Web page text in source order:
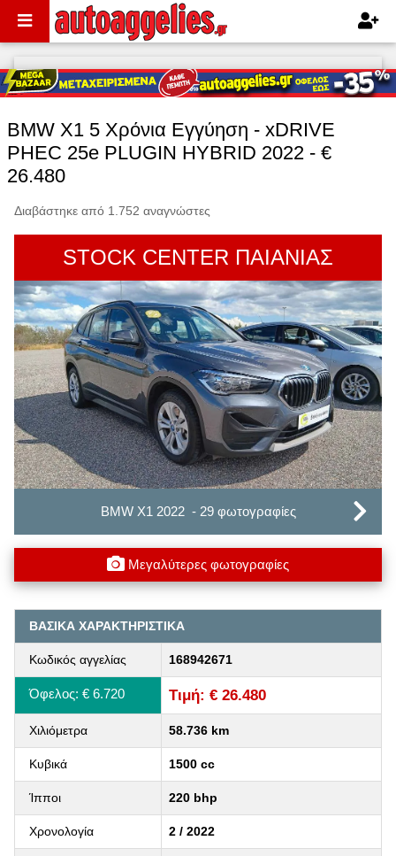
BMW X1 5 Χρόνια Εγγύηση - xDRIVE
PHEC 25e PLUGIN HYBRID 2022 - €
26.480
Διαβάστηκε από 1.752 αναγνώστες
STOCK CENTER ΠΑΙΑΝΙΑΣ
BMW X1 2022 - 29 φωτογραφίες
Μεγαλύτερες φωτογραφίες
ΒΑΣΙΚΑ ΧΑΡΑΚΤΗΡΙΣΤΙΚΑ
Κωδικός αγγελίας 168942671
Όφελος: € 6.720 Τιμή: € 26.480
Χιλιόμετρα 58.736 km
Κυβικά 1500 cc
Ίπποι 220 bhp
Χρονολογία 2 / 2022